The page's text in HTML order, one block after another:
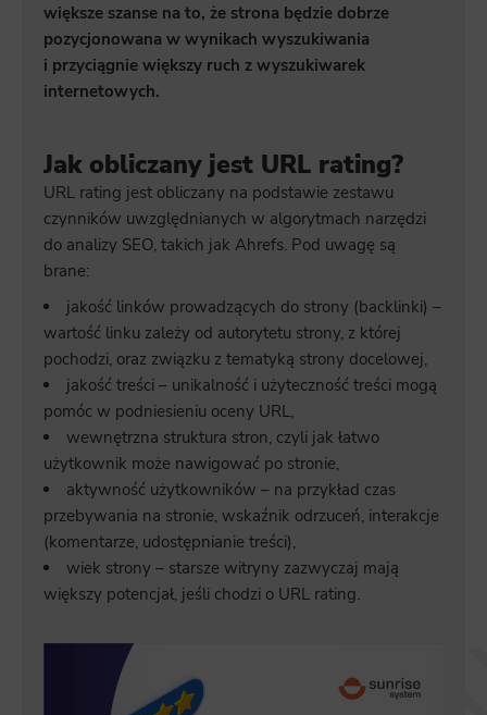
większe szanse na to, że strona będzie dobrze
pozycjonowana w wynikach wyszukiwania
i przyciągnie większy ruch z wyszukiwarek
internetowych.
Jak obliczany jest URL rating?
URL rating jest obliczany na podstawie zestawu
czynników uwzględnianych w algorytmach narzędzi
do analizy SEO, takich jak Ahrefs. Pod uwagę są
brane:
jakość linków prowadzących do strony (backlinki) –
wartość linku zależy od autorytetu strony, z której
pochodzi, oraz związku z tematyką strony docelowej,
jakość treści – unikalność i użyteczność treści mogą
pomóc w podniesieniu oceny URL,
wewnętrzna struktura stron, czyli jak łatwo
użytkownik może nawigować po stronie,
aktywność użytkowników – na przykład czas
przebywania na stronie, wskaźnik odrzuceń, interakcje
(komentarze, udostępnianie treści),
wiek strony – starsze witryny zazwyczaj mają
większy potencjał, jeśli chodzi o URL rating.